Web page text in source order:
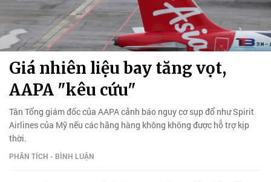
Giá nhiên liệu bay tăng vọt,
AAPA "kêu cứu"
Tân Tổng giám đốc của AAPA cảnh báo nguy cơ sụp đổ như Spirit
Airlines của Mỹ nếu các hãng hàng không không được hỗ trợ kịp
thời.
PHÂN TÍCH - BÌNH LUẬN